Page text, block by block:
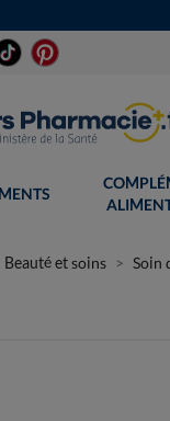
Beauté et soins Soin